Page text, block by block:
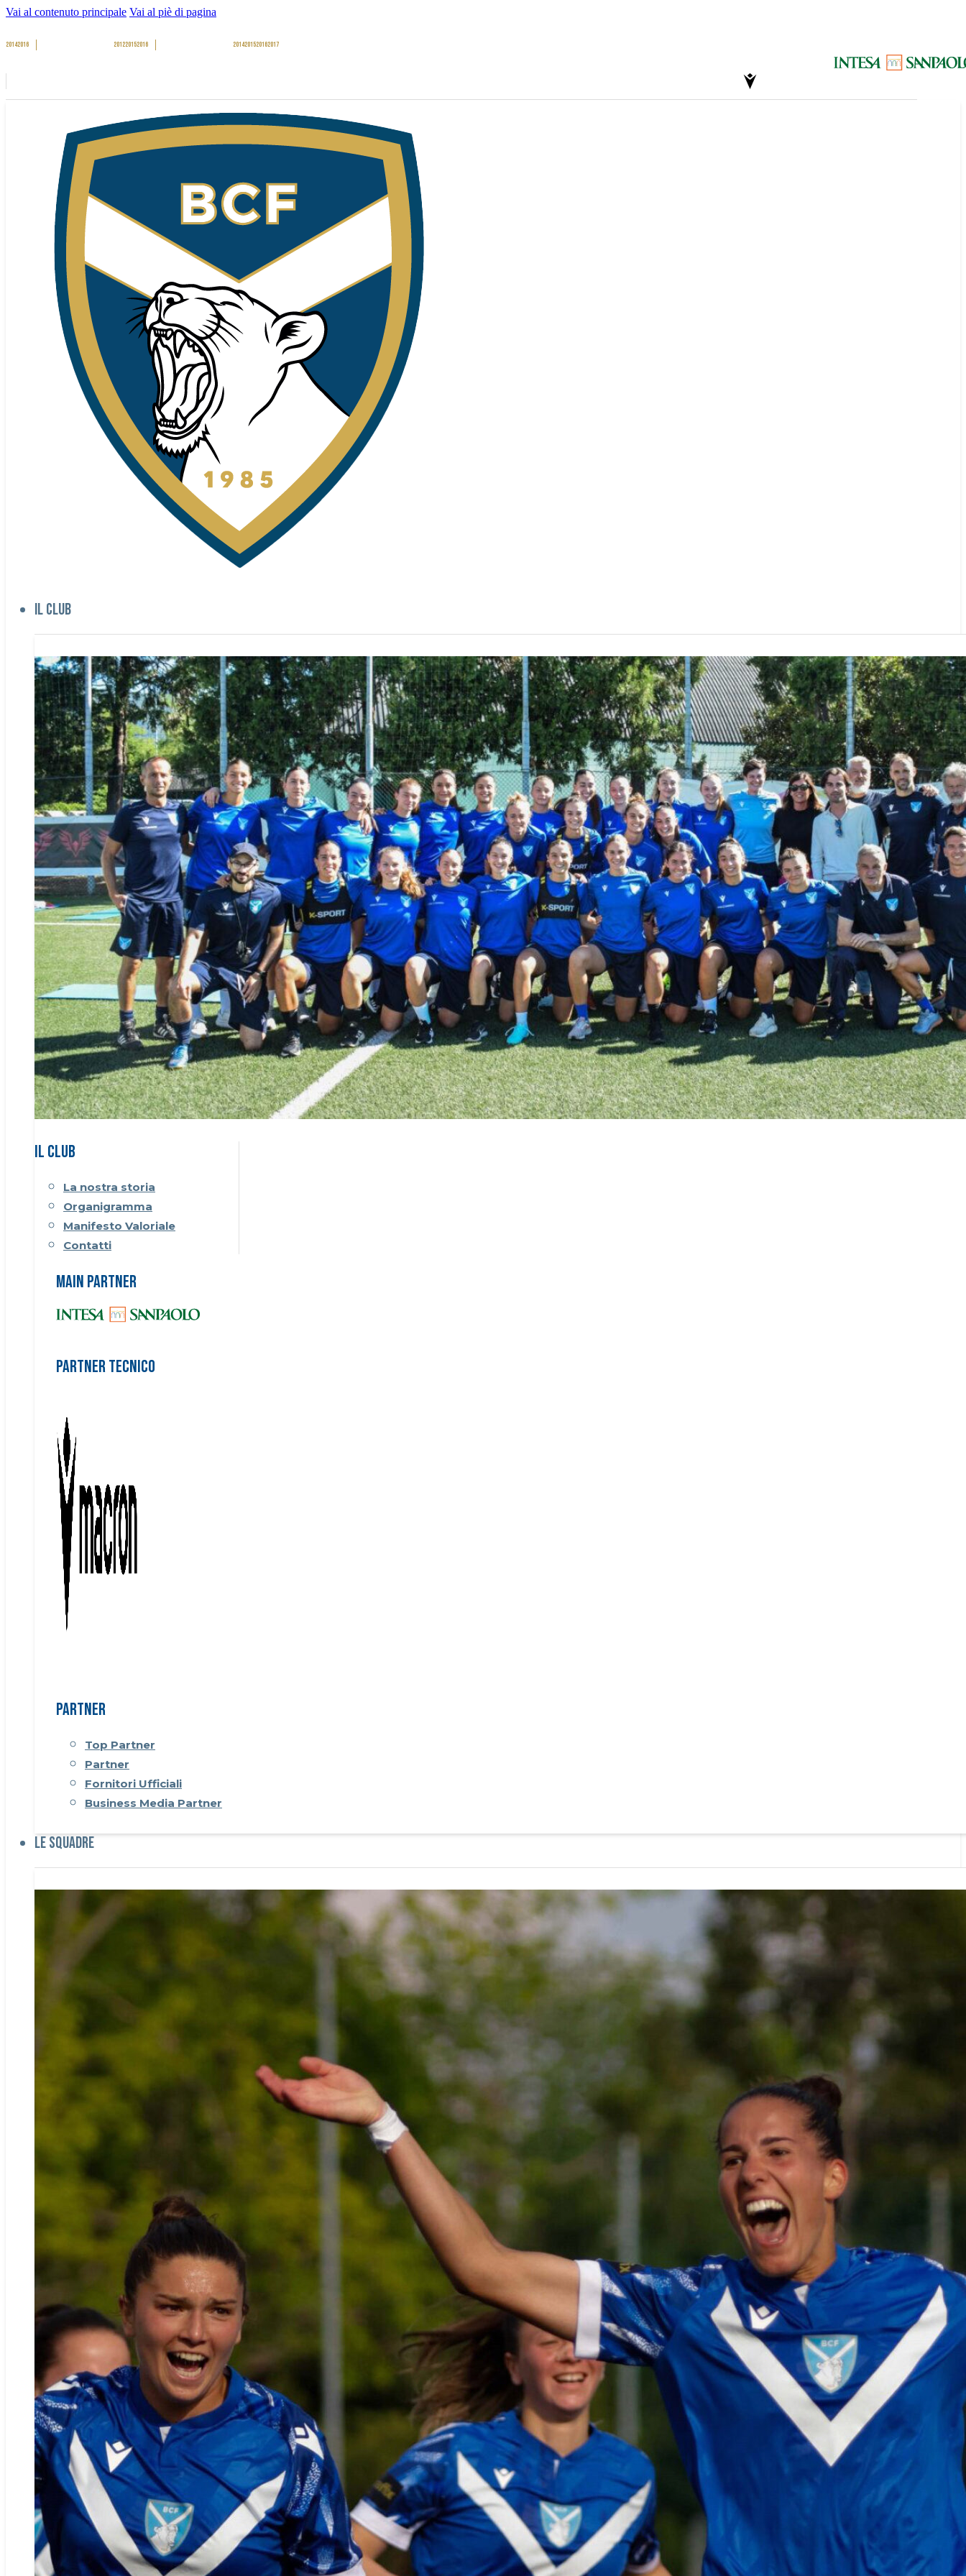
Vai al contenuto principale Vai al piè di pagina
20142016 201220152016 2014201520162017
Il club
Il CLUB
La nostra storia
Organigramma
Manifesto Valoriale
Contatti
Main Partner
Partner Tecnico
Partner
Top Partner
Partner
Fornitori Ufficiali
Business Media Partner
Le Squadre